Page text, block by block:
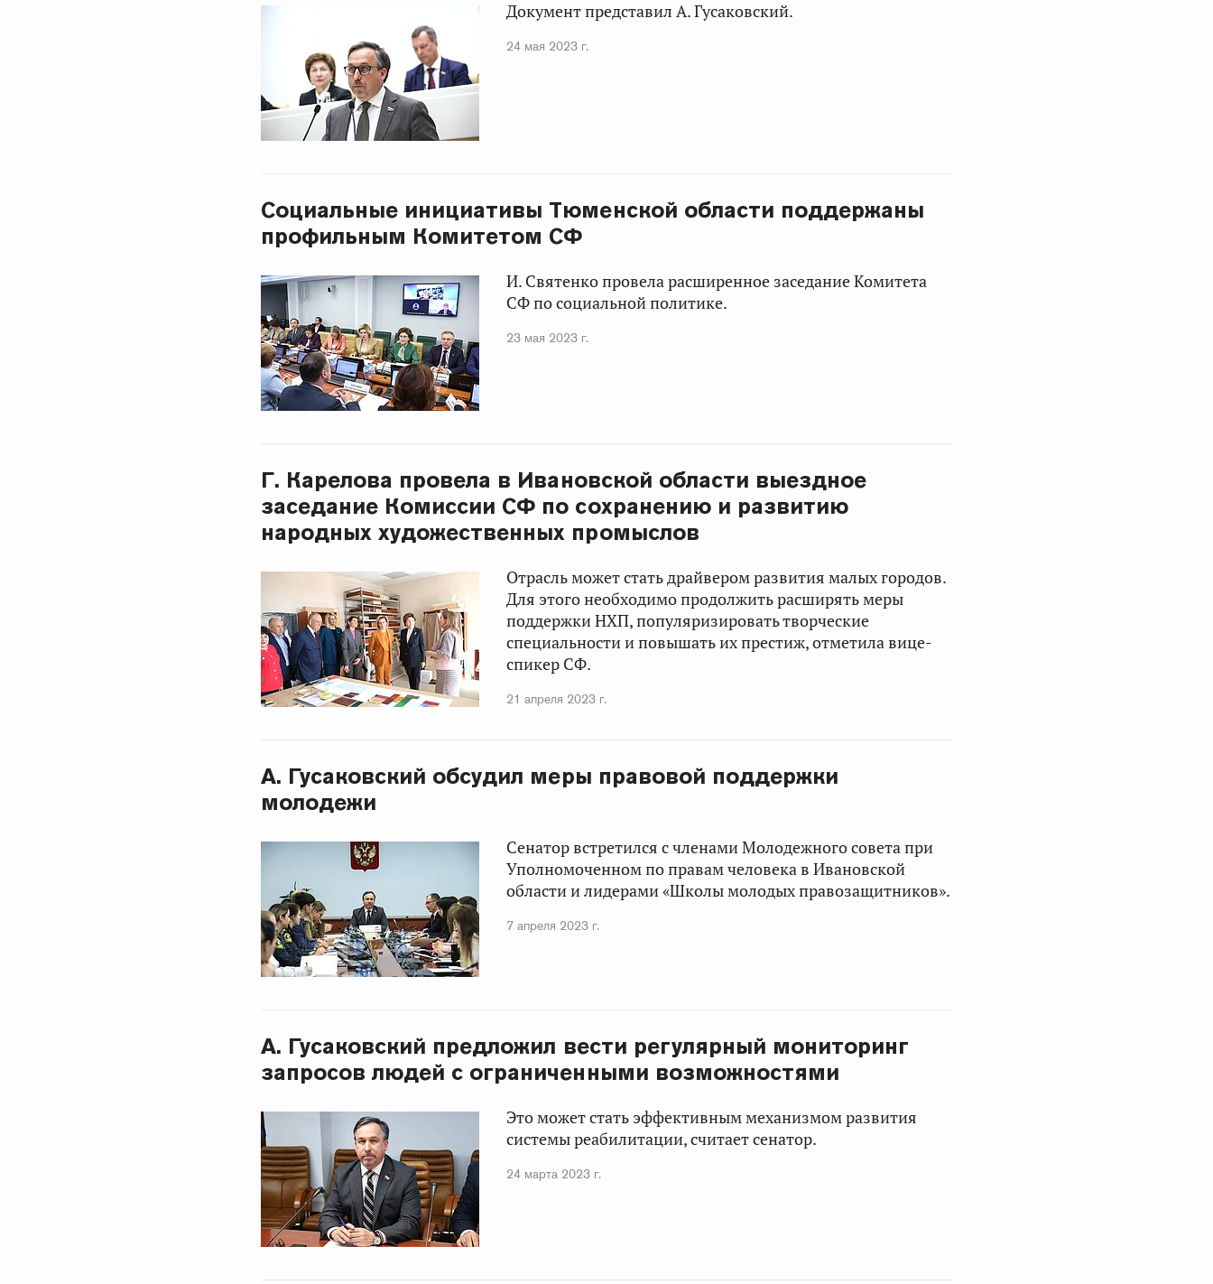
Документ представил А. Гусаковский.
24 мая 2023 г.
Социальные инициативы Тюменской области поддержаны
профильным Комитетом СФ
И. Святенко провела расширенное заседание Комитета
СФ по социальной политике.
23 мая 2023 г.
Г. Карелова провела в Ивановской области выездное
заседание Комиссии СФ по сохранению и развитию
народных художественных промыслов
Отрасль может стать драйвером развития малых городов.
Для этого необходимо продолжить расширять меры
поддержки НХП, популяризировать творческие
специальности и повышать их престиж, отметила вице-
спикер СФ.
21 апреля 2023 г.
А. Гусаковский обсудил меры правовой поддержки
молодежи
Сенатор встретился с членами Молодежного совета при
Уполномоченном по правам человека в Ивановской
области и лидерами «Школы молодых правозащитников».
7 апреля 2023 г.
А. Гусаковский предложил вести регулярный мониторинг
запросов людей с ограниченными возможностями
Это может стать эффективным механизмом развития
системы реабилитации, считает сенатор.
24 марта 2023 г.